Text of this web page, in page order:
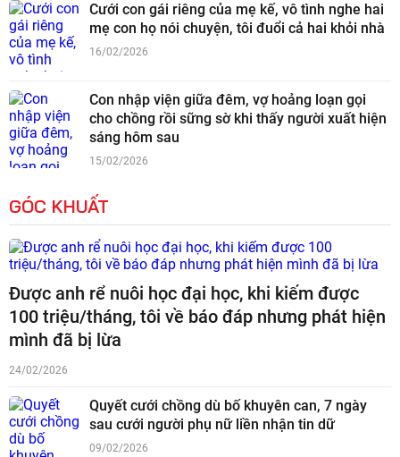
Cưới con gái riêng của mẹ kế, vô tình nghe hai
mẹ con họ nói chuyện, tôi đuổi cả hai khỏi nhà
16/02/2026
Con nhập viện giữa đêm, vợ hoảng loạn gọi
cho chồng rồi sững sờ khi thấy người xuất hiện
sáng hôm sau
15/02/2026
GÓC KHUẤT
Được anh rể nuôi học đại học, khi kiếm được
100 triệu/tháng, tôi về báo đáp nhưng phát hiện
mình đã bị lừa
24/02/2026
Quyết cưới chồng dù bố khuyên can, 7 ngày
sau cưới người phụ nữ liền nhận tin dữ
09/02/2026